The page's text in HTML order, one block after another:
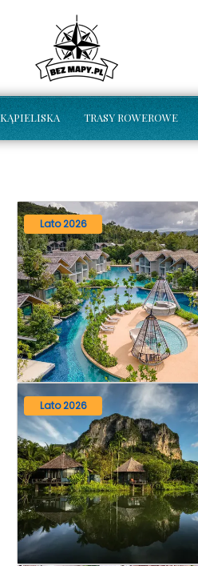
KĄPIELISKA TRASY ROWEROWE
Lato 2026
Lato 2026